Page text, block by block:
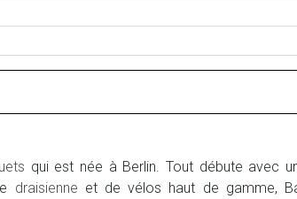
qui est née à Berlin. Tout débute avec
draisienne et de vélos haut de gamme,